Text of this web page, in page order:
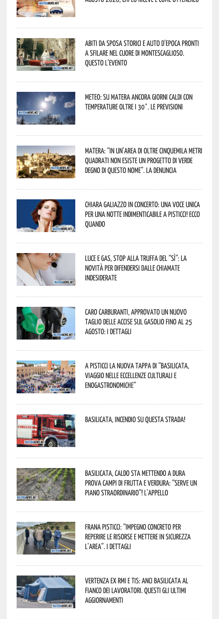
Abiti da sposa storici e auto d’epoca pronti
a sfilare nel cuore di Montescaglioso.
Questo l’evento
Meteo: su Matera ancora giorni caldi con
temperature oltre i 30°. Le previsioni
Matera: “In un’area di oltre cinquemila metri
quadrati non esiste un progetto di verde
degno di questo nome”. La denuncia
Chiara Galiazzo in concerto: una voce unica
per una notte indimenticabile a Pisticci! Ecco
quando
Luce e gas, stop alla truffa del “Sì”: la
novità per difendersi dalle chiamate
indesiderate
Caro carburanti, approvato un nuovo
taglio delle accise sul gasolio fino al 25
agosto: i dettagli
A Pisticci la nuova tappa di “Basilicata,
viaggio nelle eccellenze culturali e
enogastronomiche”
Basilicata, incendio su questa strada!
Basilicata, caldo sta mettendo a dura
prova campi di frutta e verdura: “Serve un
piano straordinario”! L’appello
Frana Pisticci: “Impegno concreto per
reperire le risorse e mettere in sicurezza
l’area”. I dettagli
Vertenza ex RMI e TIS: ANCI Basilicata al
fianco dei lavoratori. Questi gli ultimi
aggiornamenti